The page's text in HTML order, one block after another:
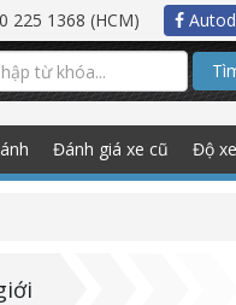
225 1368 (HCM)
Đánh giá xe cũ Độ xe